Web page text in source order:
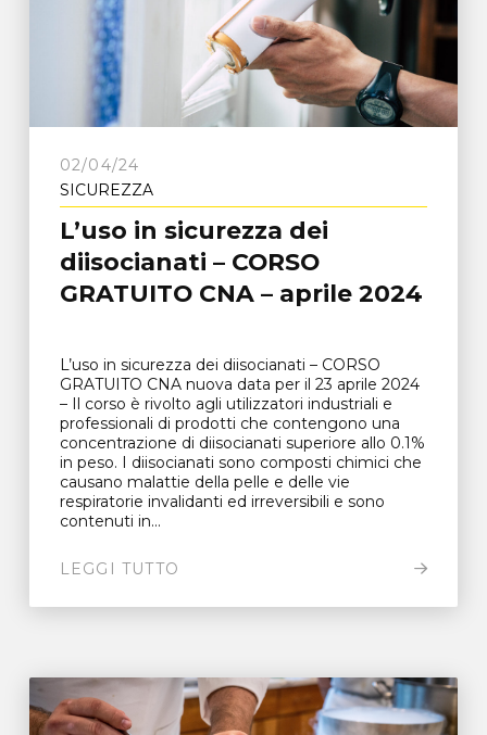
02/04/24
SICUREZZA
L’uso in sicurezza dei
diisocianati – CORSO
GRATUITO CNA – aprile 2024
L’uso in sicurezza dei diisocianati – CORSO
GRATUITO CNA nuova data per il 23 aprile 2024
– Il corso è rivolto agli utilizzatori industriali e
professionali di prodotti che contengono una
concentrazione di diisocianati superiore allo 0.1%
in peso. I diisocianati sono composti chimici che
causano malattie della pelle e delle vie
respiratorie invalidanti ed irreversibili e sono
contenuti in...
LEGGI TUTTO